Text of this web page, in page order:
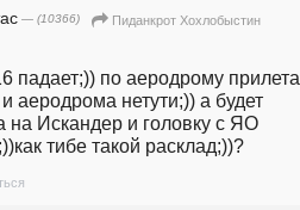
— (10366)
Пиданкрот Хохлобыстин
аеродрома нетути;)) а будет
на Искандер и головку с ЯО